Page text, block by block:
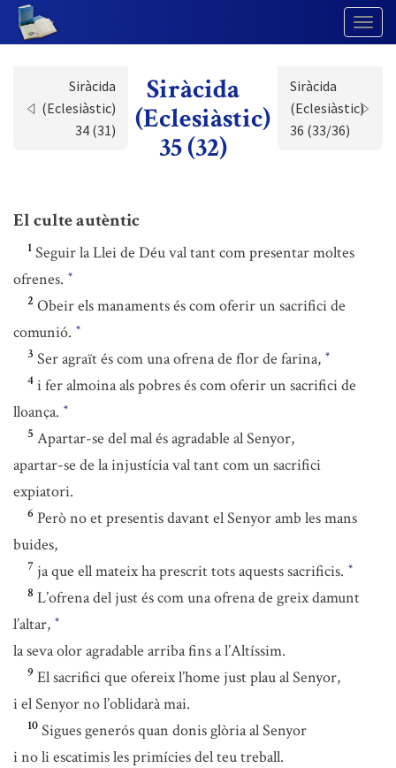
Siràcida
(Eclesiàstic)
34 (31)
Siràcida
(Eclesiàstic)
35 (32)
Siràcida
(Eclesiàstic)
36 (33/36)
El culte autèntic
1 Seguir la Llei de Déu val tant com presentar moltes
ofrenes. *
2 Obeir els manaments és com oferir un sacrifici de
comunió. *
3 Ser agraït és com una ofrena de flor de farina, *
4 i fer almoina als pobres és com oferir un sacrifici de
lloança. *
5 Apartar-se del mal és agradable al Senyor,
apartar-se de la injustícia val tant com un sacrifici
expiatori.
6 Però no et presentis davant el Senyor amb les mans
buides,
7 ja que ell mateix ha prescrit tots aquests sacrificis. *
8 L’ofrena del just és com una ofrena de greix damunt
l’altar, *
la seva olor agradable arriba fins a l’Altíssim.
9 El sacrifici que ofereix l’home just plau al Senyor,
i el Senyor no l’oblidarà mai.
10 Sigues generós quan donis glòria al Senyor
i no li escatimis les primícies del teu treball.